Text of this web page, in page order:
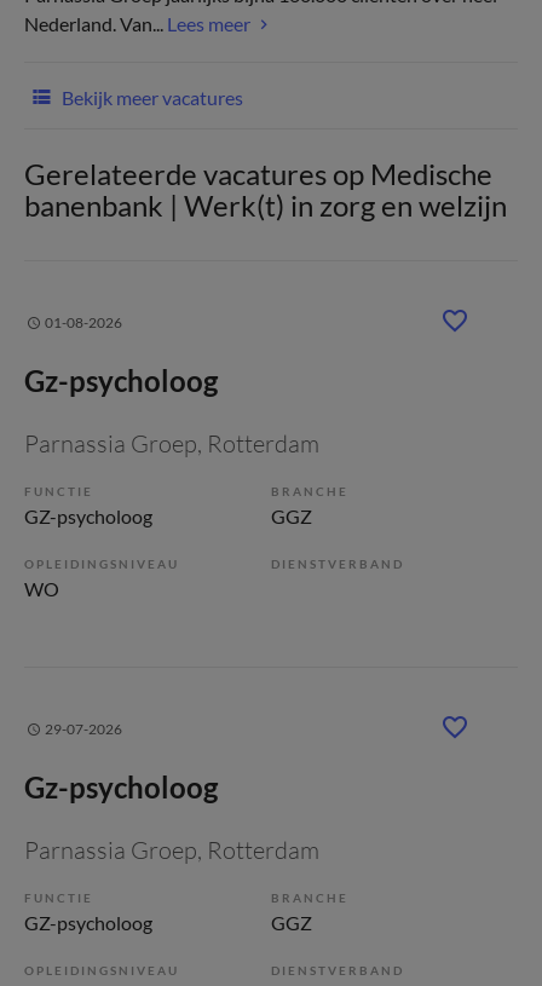
Nederland. Van... Lees meer
Bekijk meer vacatures
Gerelateerde vacatures op Medische
banenbank | Werk(t) in zorg en welzijn
01-08-2026
Gz-psycholoog
Parnassia Groep, Rotterdam
FUNCTIE
GZ-psycholoog
BRANCHE
GGZ
OPLEIDINGSNIVEAU
WO
DIENSTVERBAND
29-07-2026
Gz-psycholoog
Parnassia Groep, Rotterdam
FUNCTIE
GZ-psycholoog
BRANCHE
GGZ
OPLEIDINGSNIVEAU DIENSTVERBAND